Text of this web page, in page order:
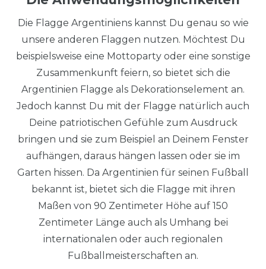
Die Flagge Argentiniens kannst Du genau so wie
unsere anderen Flaggen nutzen. Möchtest Du
beispielsweise eine Mottoparty oder eine sonstige
Zusammenkunft feiern, so bietet sich die
Argentinien Flagge als Dekorationselement an.
Jedoch kannst Du mit der Flagge natürlich auch
Deine patriotischen Gefühle zum Ausdruck
bringen und sie zum Beispiel an Deinem Fenster
aufhängen, daraus hängen lassen oder sie im
Garten hissen. Da Argentinien für seinen Fußball
bekannt ist, bietet sich die Flagge mit ihren
Maßen von 90 Zentimeter Höhe auf 150
Zentimeter Länge auch als Umhang bei
internationalen oder auch regionalen
Fußballmeisterschaften an.